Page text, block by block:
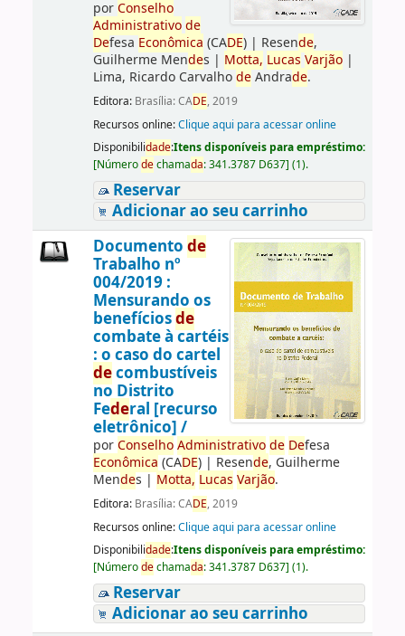
porConselho
Administrativo de
Defesa Econômica (CADE)| Resende,
Guilherme Mendes | Motta, Lucas Varjão|
Lima, Ricardo CarvalhodeAndrade.
Editora: Brasília: CADE, 2019
Recursos online:Clique aqui para acessar online
Disponibilidade:Itens disponíveis para empréstimo:
[Númerodechamada:341.3787 D637] (1).
Reservar
Adicionar ao seu carrinho
Documento de
Trabalho nº
004/2019 :
Mensurando os
benefíciosde
combate à cartéis
: o caso do cartel
decombustíveis
no Distrito
Federal [recurso
eletrônico] /
porConselho Administrativo de Defesa
Econômica (CADE)| Resende, Guilherme
Mendes | Motta, Lucas Varjão.
Editora: Brasília: CADE, 2019
Recursos online:Clique aqui para acessar online
Disponibilidade:Itens disponíveis para empréstimo:
[Númerodechamada:341.3787 D637] (1).
Reservar
Adicionar ao seu carrinho